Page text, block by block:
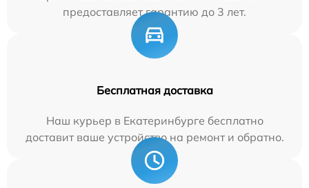
предоставляет гарантию до 3 лет.
Бесплатная доставка
Наш курьер в Екатеринбурге бесплатно
доставит ваше устройство на ремонт и обратно.